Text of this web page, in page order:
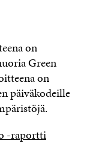
on
Green
on
päiväkodeille
-raportti